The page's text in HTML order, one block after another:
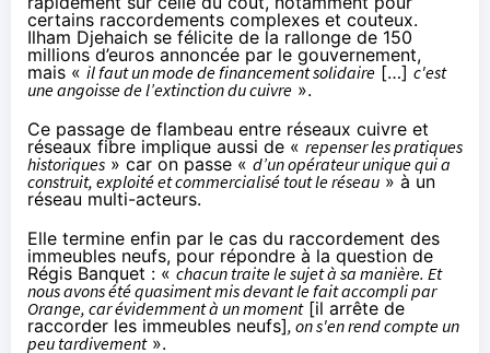
certains raccordements complexes et couteux.
Ilham Djehaich se félicite de la rallonge de 150
millions d’euros annoncée par le gouvernement,
mais « il faut un mode de financement solidaire […] c'est
une angoisse de l’extinction du cuivre ».
Ce passage de flambeau entre réseaux cuivre et
réseaux fibre implique aussi de « repenser les pratiques
historiques » car on passe « d’un opérateur unique qui a
construit, exploité et commercialisé tout le réseau » à un
réseau multi-acteurs.
Elle termine enfin par le cas du raccordement des
immeubles neufs, pour répondre à la question de
Régis Banquet : « chacun traite le sujet à sa manière. Et
nous avons été quasiment mis devant le fait accompli par
Orange, car évidemment à un moment[il arrête de
raccorder les immeubles neufs], on s'en rend compte un
peu tardivement».